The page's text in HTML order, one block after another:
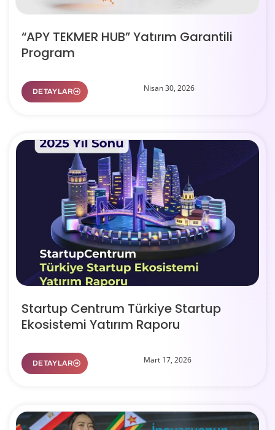
“APY TEKMER HUB” Yatırım Garantili
Program
DETAYLAR Nisan 30, 2026
Startup Centrum Türkiye Startup
Ekosistemi Yatırım Raporu
DETAYLAR Mart 17, 2026